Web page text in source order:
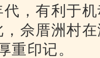
代，有利于
，佘厝洲村
重印记。